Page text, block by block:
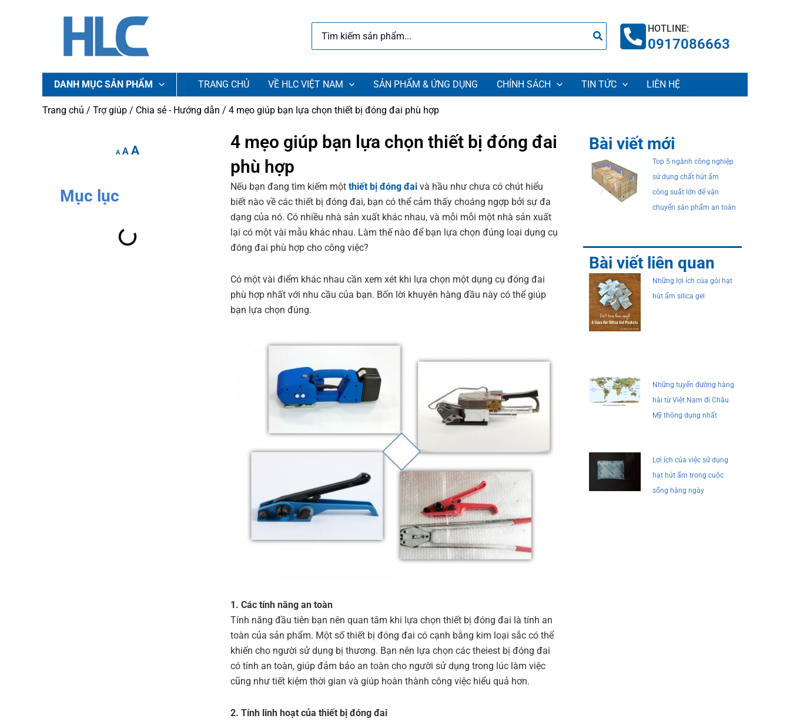
for:
HOTLINE:
0917086663
DANH MỤC SẢN PHẨM TRANG CHỦ VỀ HLC VIỆT NAM SẢN PHẨM & ỨNG DỤNG CHÍNH SÁCH TIN TỨC LIÊN HỆ
Trang chủ / Trợ giúp / Chia sẻ - Hướng dẫn / 4 mẹo giúp bạn lựa chọn thiết bị đóng đai phù hợp
Afont
Afont
Afont
Mục lục
4 mẹo giúp bạn lựa chọn thiết bị đóng đai
phù hợp
Nếu bạn đang tìm kiếm một thiết bị đóng đai và hầu như chưa có chút hiểu
biết nào về các thiết bị đóng đai, bạn có thể cảm thấy choáng ngợp bởi sự đa
dạng của nó. Có nhiều nhà sản xuất khác nhau, và mỗi mỗi một nhà sản xuất
lại có một vài mẫu khác nhau. Làm thế nào để bạn lựa chọn đúng loại dụng cụ
đóng đai phù hợp cho công việc?
Có một vài điểm khác nhau cần xem xét khi lựa chọn một dụng cụ đóng đai
phù hợp nhất với nhu cầu của bạn. Bốn lời khuyên hàng đầu này có thể giúp
bạn lựa chọn đúng.
1. Các tính năng an toàn
Tính năng đầu tiên bạn nên quan tâm khi lựa chọn thiết bị đóng đai là tính an
toàn của sản phẩm. Một số thiết bị đóng đai có cạnh bằng kim loại sắc có thể
khiến cho người sử dụng bị thương. Bạn nên lựa chọn các theiest bị đóng đai
có tính an toàn, giúp đảm bảo an toàn cho người sử dụng trong lúc làm việc
cũng như tiết kiệm thời gian và giúp hoàn thành công việc hiểu quả hơn.
2. Tính linh hoạt của thiết bị đóng đai
Bài viết mới
Top 5 ngành công nghiệp
sử dụng chất hút ẩm
công suất lớn để vận
chuyển sản phẩm an toàn
Bài viết liên quan
Những lợi ích của gói hạt
hút ẩm silica gel
Những tuyến đường hàng
hải từ Việt Nam đi Châu
Mỹ thông dụng nhất
Lợi ích của việc sử dụng
hạt hút ẩm trong cuộc
sống hàng ngày